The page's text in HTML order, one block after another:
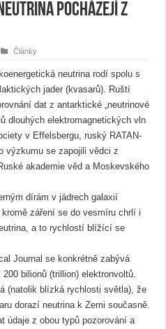
pocházejí z
Články
neutrina rodí spolu s
jader (kvasarů). Ruští
dat z antarktické „neutrinové
dlouhých elektromagnetických vln
v Effelsbergu, ruský RATAN-
výzkumu se zapojili vědci z
akademie věd a Moskevského
dírám v jádrech galaxií
záření se do vesmíru chrlí i
a to rychlostí blížící se
Journal se konkrétně zabývá
bilionů (trillion) elektronvoltů.
(natolik blízká rychlosti světla), že
dorazí neutrina k Zemi současně.
údaje z obou typů pozorování a